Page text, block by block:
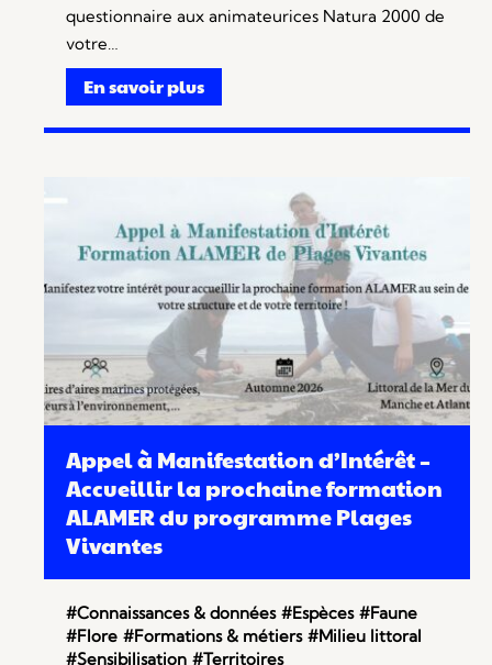
questionnaire aux animateurices Natura 2000 de
votre…
En savoir plus
Appel à Manifestation d’Intérêt –
Accueillir la prochaine formation
ALAMER du programme Plages
Vivantes
#Connaissances & données #Espèces #Faune
#Flore #Formations & métiers #Milieu littoral
#Sensibilisation #Territoires